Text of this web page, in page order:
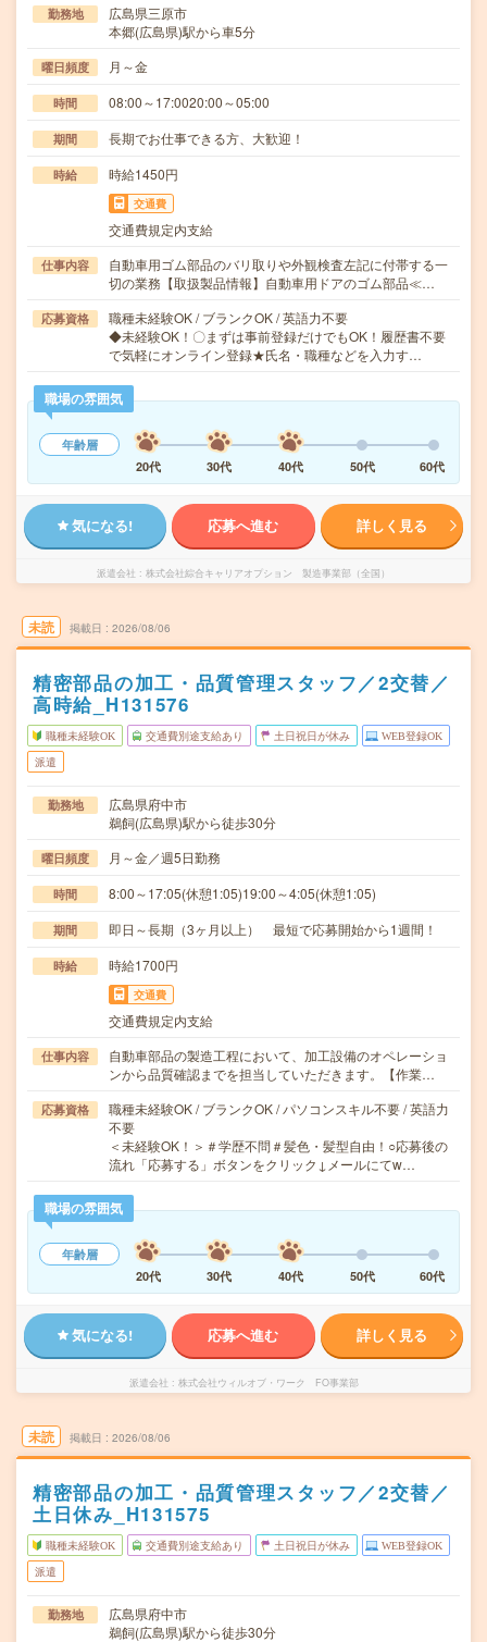
勤務地
広島県三原市
本郷(広島県)駅から車5分
曜日頻度 月～金
時間 08:00～17:0020:00～05:00
期間 長期でお仕事できる方、大歓迎！
時給 時給1450円
交通費
交通費規定内支給
仕事内容
自動車用ゴム部品のバリ取りや外観検査左記に付帯する一
切の業務【取扱製品情報】自動車用ドアのゴム部品≪…
応募資格
職種未経験OK / ブランクOK / 英語力不要
◆未経験OK！〇まずは事前登録だけでもOK！履歴書不要
で気軽にオンライン登録★氏名・職種などを入力す…
職場の雰囲気
年齢層
20代
30代 40代 50代 60代
気になる! 応募へ進む 詳しく見る
派遣会社 株式会社綜合キャリアオプション 製造事業部（全国）
未読 掲載日 2026/08/06
精密部品の加工・品質管理スタッフ／2交替／
高時給_H131576
職種未経験OK 交通費別途支給あり 土日祝日が休み WEB登録OK
派遣
勤務地
広島県府中市
鵜飼(広島県)駅から徒歩30分
曜日頻度 月～金／週5日勤務
時間 8:00～17:05(休憩1:05)19:00～4:05(休憩1:05)
期間 即日～長期（3ヶ月以上） 最短で応募開始から1週間！
時給 時給1700円
交通費
交通費規定内支給
仕事内容
自動車部品の製造工程において、加工設備のオペレーショ
ンから品質確認までを担当していただきます。【作業…
応募資格
職種未経験OK / ブランクOK / パソコンスキル不要 / 英語力
不要
＜未経験OK！＞＃学歴不問＃髪色・髪型自由！○応募後の
流れ「応募する」ボタンをクリック↓メールにてw…
職場の雰囲気
年齢層
20代
30代 40代 50代 60代
気になる! 応募へ進む 詳しく見る
派遣会社 株式会社ウィルオブ・ワーク FO事業部
未読 掲載日 2026/08/06
精密部品の加工・品質管理スタッフ／2交替／
土日休み_H131575
職種未経験OK 交通費別途支給あり 土日祝日が休み WEB登録OK
派遣
勤務地
広島県府中市
鵜飼(広島県)駅から徒歩30分